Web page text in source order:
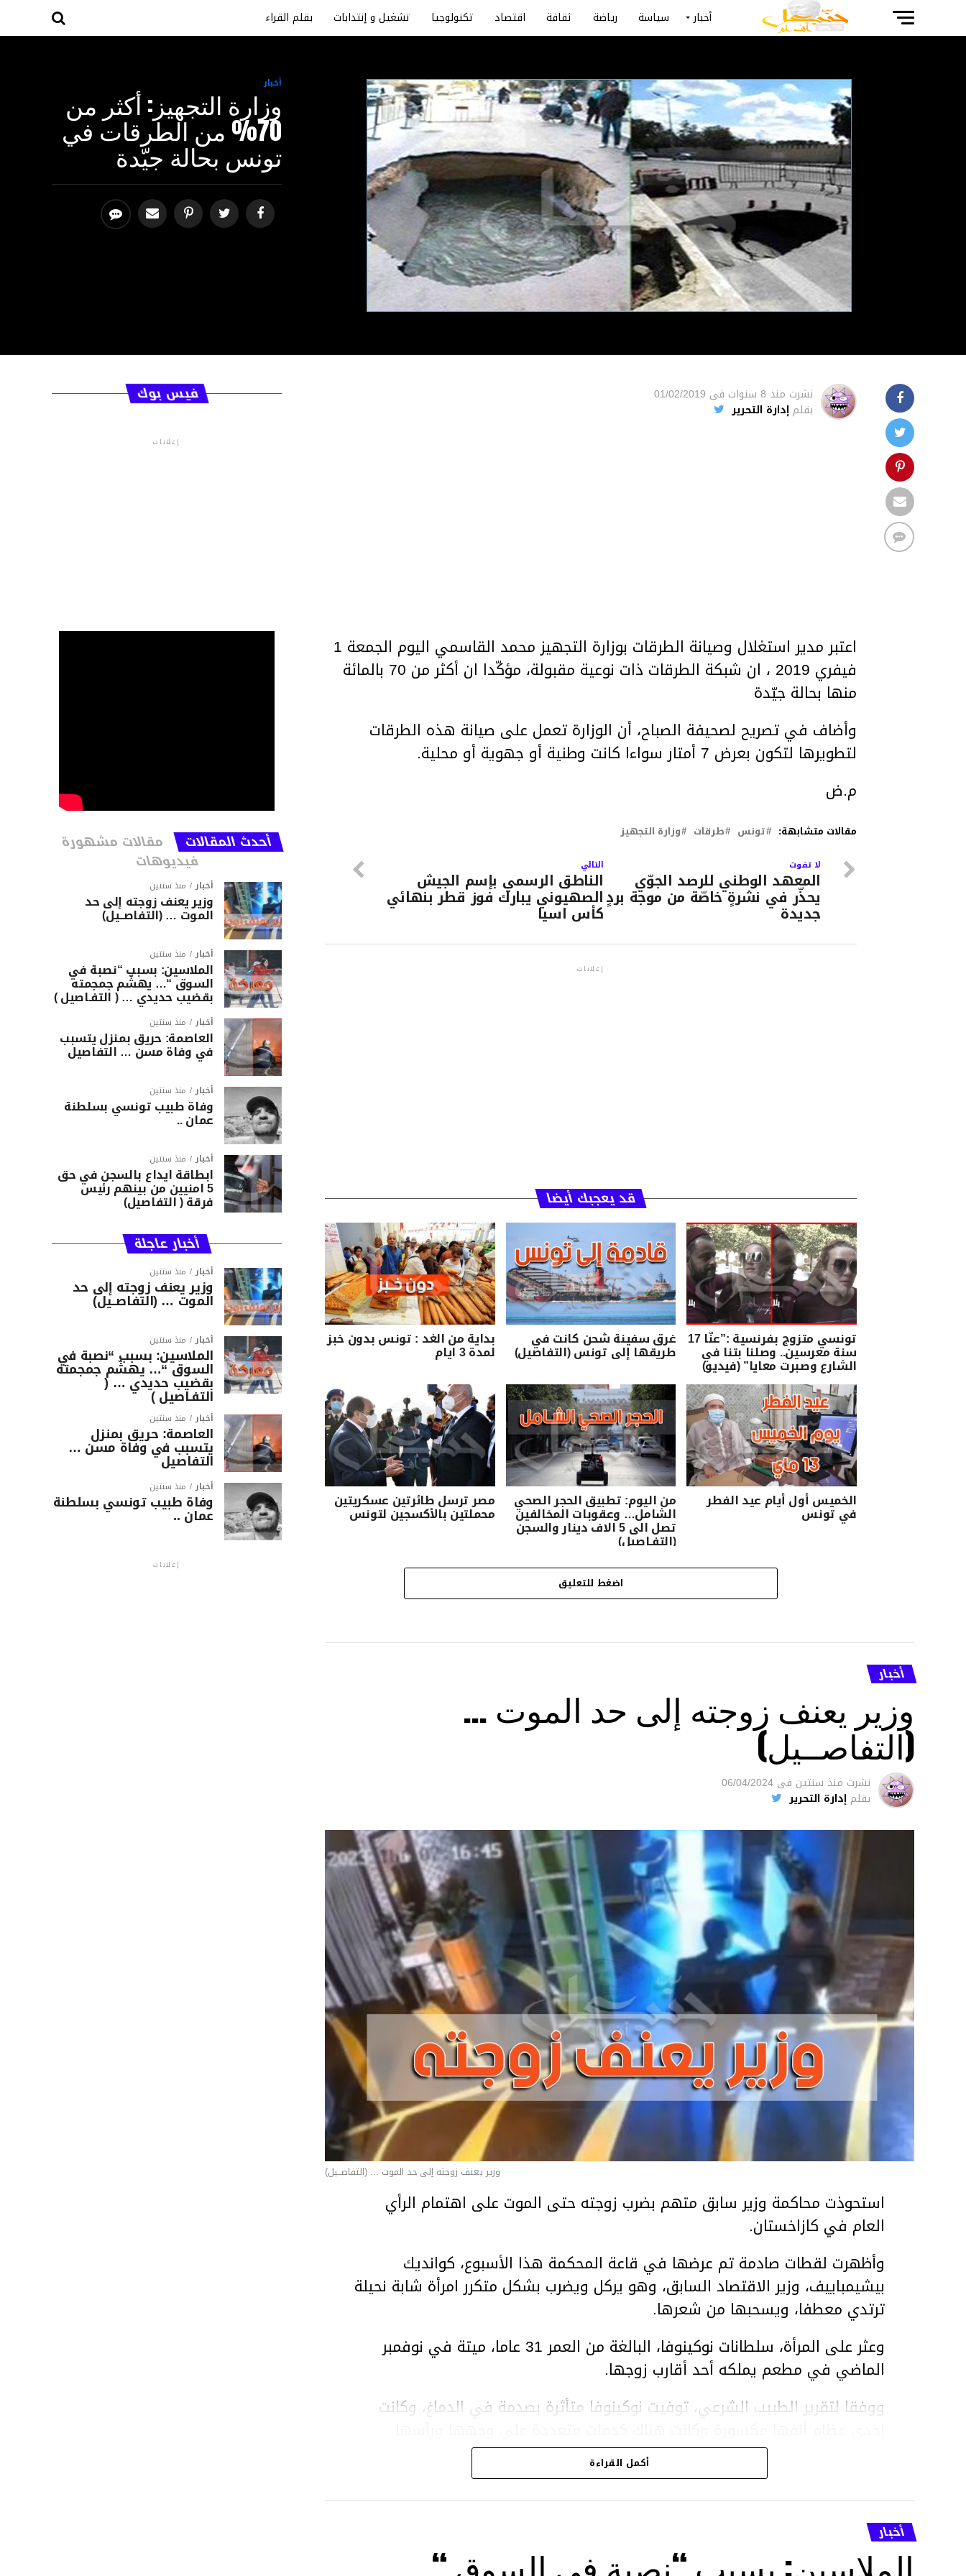
أخبار سياسة رياضة ثقافة اقتصاد تكنولوجيا تشغيل و إنتدابات بقلم القراء
أخبار
وزارة التجهيز: أكثر من
70% من الطرقات في
تونس بحالة جيّدة
نشرت منذ 8 سنوات فى 01/02/2019
بقلم إدارة التحرير
اعتبر مدير استغلال وصيانة الطرقات بوزارة التجهيز محمد القاسمي اليوم الجمعة 1
فيفري 2019 ، ان شبكة الطرقات ذات نوعية مقبولة، مؤكّدا ان أكثر من 70 بالمائة
منها بحالة جيّدة
وأضاف في تصريح لصحيفة الصباح، أن الوزارة تعمل على صيانة هذه الطرقات
لتطويرها لتكون بعرض 7 أمتار سواءا كانت وطنية أو جهوية أو محلية.
م.ض
مقالات متشابهة: تونس طرقات وزارة التجهيز
التالي
الناطق الرسمي بإسم الجيش
الصهيوني يبارك فوز قطر بنهائي
كأس اسيا
لا تفوت
المعهد الوطني للرصد الجوّي
يحذّر في نشرةٍ خاصّة من موجة بردٍ
جديدة
إعلانات
قد يعجبك أيضا
تونسي متزوج بفرنسية :”عنّا 17
سنة معرسين.. وصلنا بتنا في
الشارع وصبرت معايا” (فيديو)
غرق سفينة شحن كانت في
طريقها إلى تونس (التفاصيل)
بداية من الغد : تونس بدون خبز
لمدة 3 ايام
الخميس أول أيام عيد الفطر
في تونس
من اليوم: تطبيق الحجر الصحي
الشامل… وعقوبات المخالفين
تصل الى 5 الاف دينار والسجن
(التفـاصيل)
مصر ترسل طائرتين عسكريتين
محملتين بالأكسجين لتونس
اضغط للتعليق
أخبار
وزير يعنف زوجته إلى حد الموت …
(التفاصــيل)
نشرت منذ سنتين فى 06/04/2024
بقلم إدارة التحرير
وزير يعنف زوجته إلى حد الموت ... (التفاصــيل)
استحوذت محاكمة وزير سابق متهم بضرب زوجته حتى الموت على اهتمام الرأي
العام في كازاخستان.
وأظهرت لقطات صادمة تم عرضها في قاعة المحكمة هذا الأسبوع، كوانديك
بيشيمباييف، وزير الاقتصاد السابق، وهو يركل ويضرب بشكل متكرر امرأة شابة نحيلة
ترتدي معطفا، ويسحبها من شعرها.
وعثر على المرأة، سلطانات نوكينوفا، البالغة من العمر 31 عاما، ميتة في نوفمبر
الماضي في مطعم يملكه أحد أقارب زوجها.
ووفقا لتقرير الطبيب الشرعي، توفيت نوكينوفا متأثرة بصدمة في الدماغ، وكانت
الأخبار
أكمل القراءة
أخبار
فيس بوك
إعلانات
أحدث المقالات مقالات مشهورة
فيديوهات
أخبار منذ سنتين
وزير يعنف زوجته إلى حد
الموت … (التفاصــيل)
أخبار منذ سنتين
الملاسين: بسبب “نصبة في
السوق “… يهشّم جمجمته
بقضيب حديدي … ( التفـاصيل )
أخبار منذ سنتين
العاصمة: حريق بمنزل يتسبب
في وفاة مسن … التفاصيل
أخبار منذ سنتين
وفاة طبيب تونسي بسلطنة
عمان ..
أخبار منذ سنتين
ابطاقة ايداع بالسجن في حق
5 امنيين من بينهم رئيس
فرقة ( التفاصيل)
أخبار عاجلة
أخبار منذ سنتين
وزير يعنف زوجته إلى حد
الموت … (التفاصــيل)
أخبار منذ سنتين
الملاسين: بسبب “نصبة في
السوق “… يهشّم جمجمته
بقضيب حديدي … (
التفـاصيل )
أخبار منذ سنتين
العاصمة: حريق بمنزل
يتسبب في وفاة مسن …
التفاصيل
أخبار منذ سنتين
وفاة طبيب تونسي بسلطنة
عمان ..
إعلانات